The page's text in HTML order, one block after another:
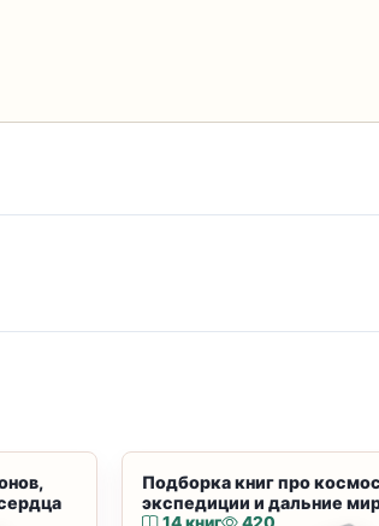
Подборка книг про
экспедиции и дальние